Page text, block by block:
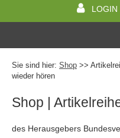
Sie sind hier: Shop >>
wieder hören
Shop |
des Herausgebers